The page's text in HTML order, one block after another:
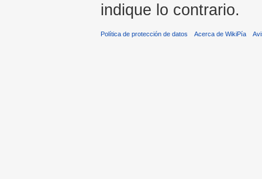
indique lo contrario.
Política de protección de datos Acerca de WikiPía